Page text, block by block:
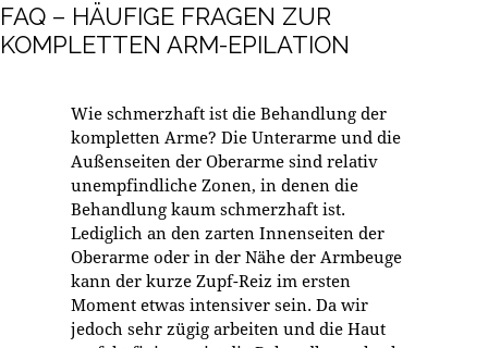
FAQ – HÄUFIGE FRAGEN ZUR
KOMPLETTEN ARM-EPILATION
Wie schmerzhaft ist die Behandlung der
kompletten Arme? Die Unterarme und die
Außenseiten der Oberarme sind relativ
unempfindliche Zonen, in denen die
Behandlung kaum schmerzhaft ist.
Lediglich an den zarten Innenseiten der
Oberarme oder in der Nähe der Armbeuge
kann der kurze Zupf-Reiz im ersten
Moment etwas intensiver sein. Da wir
jedoch sehr zügig arbeiten und die Haut